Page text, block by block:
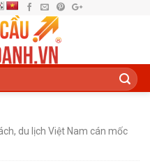
du lịch Việt Nam cán mốc